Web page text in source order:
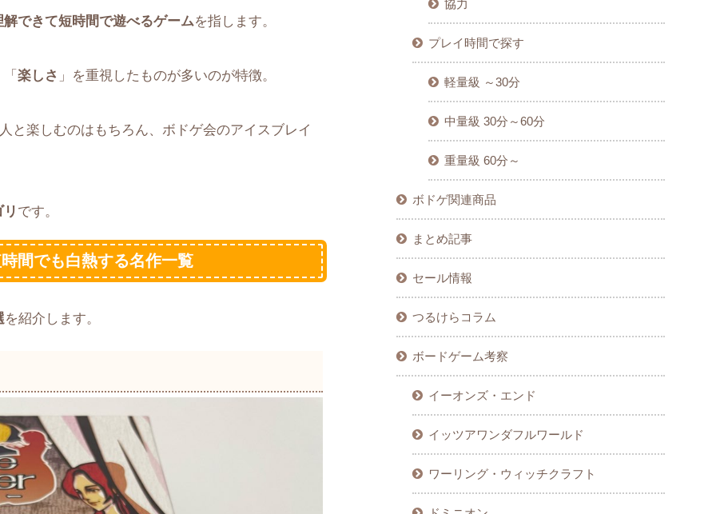
できて短時間で遊べるゲームを指します。
楽しさ 」を重視したものが多いのが特徴。
と楽しむのはもちろん、ボドゲ会のアイスブレイ
です。
間でも白熱する名作一覧
を紹介します。
協力
プレイ時間で探す
軽量級 ～30分
中量級 30分～60分
重量級 60分～
ボドゲ関連商品
まとめ記事
セール情報
つるけらコラム
ボードゲーム考察
イーオンズ・エンド
イッツアワンダフルワールド
ワーリング・ウィッチクラフト